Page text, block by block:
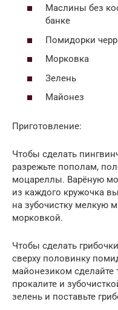
Маслины без
банке
Помидорки
Морковка
Зелень
Майонез
Приготовление:
Чтобы сделать
разрежьте пополам,
моцареллы. Варёную
из каждого кружочка
на зубочистку мелкую
морковкой.
Чтобы сделать
сверху половинку
майонезиком сделайте
прокалите и
зелень и поставьте